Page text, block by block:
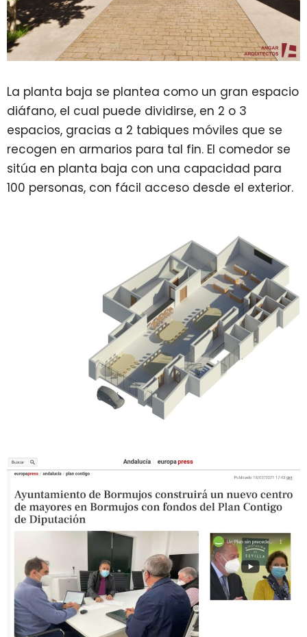
La planta baja se plantea como un gran espacio
diáfano, el cual puede dividirse, en 2 o 3
espacios, gracias a 2 tabiques móviles que se
recogen en armarios para tal fin. El comedor se
sitúa en planta baja con una capacidad para
100 personas, con fácil acceso desde el exterior.